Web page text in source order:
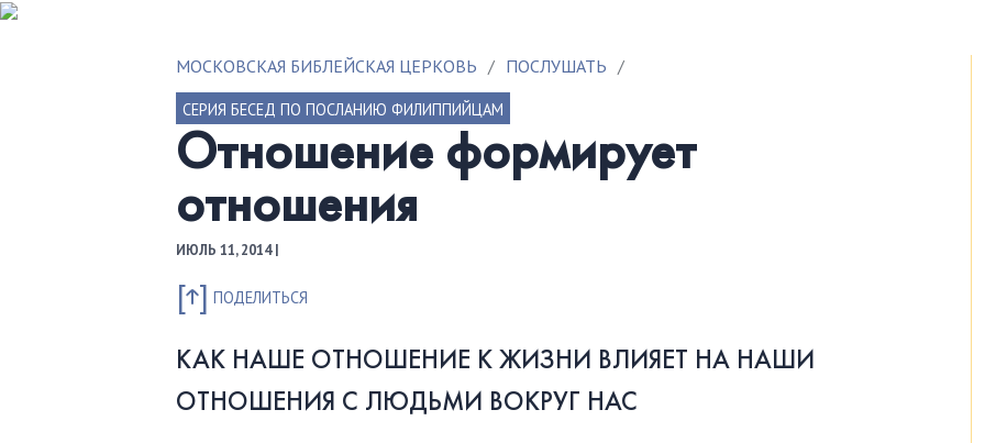
МОСКОВСКАЯ БИБЛЕЙСКАЯ ЦЕРКОВЬ / ПОСЛУШАТЬ /
СЕРИЯ БЕСЕД ПО ПОСЛАНИЮ ФИЛИППИЙЦАМ
Отношение формирует
отношения
ИЮЛЬ 11, 2014 |
ПОДЕЛИТЬСЯ
КАК НАШЕ ОТНОШЕНИЕ КЖИЗНИ ВЛИЯЕТ НА НАШИ
ОТНОШЕНИЯ С ЛЮДЬМИ ВОКРУГ НАС